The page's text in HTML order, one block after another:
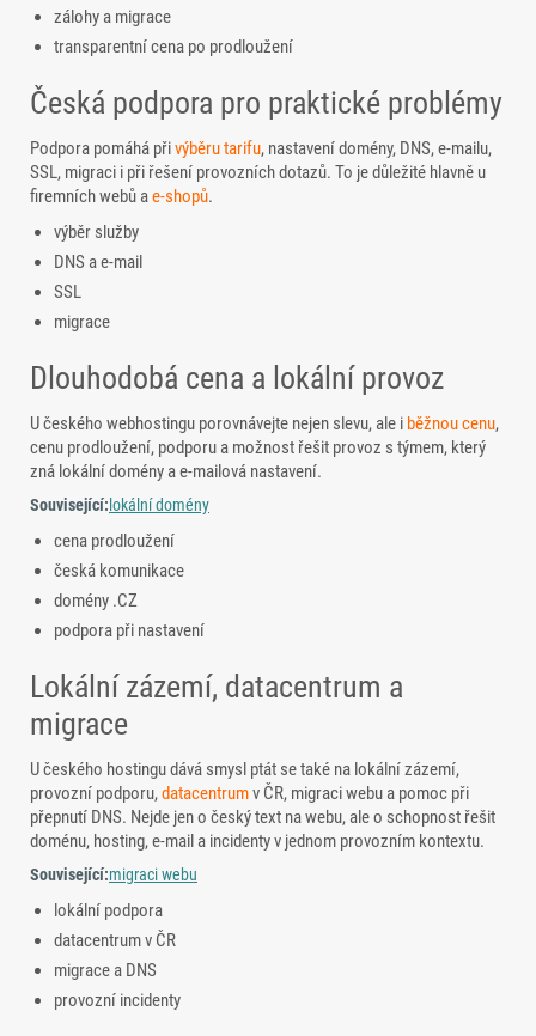
zálohy a migrace
transparentní cena po prodloužení
Česká podpora pro praktické problémy
Podpora pomáhá přivýběru tarifu, nastavení domény, DNS, e-mailu,
SSL, migraci i při řešení provozních dotazů. To je důležité hlavně u
firemních webů ae-shopů.
výběr služby
DNS a e-mail
SSL
migrace
Dlouhodobá cena a lokální provoz
U českého webhostingu porovnávejte nejen slevu, ale i běžnou cenu,
cenu prodloužení, podporu a možnost řešit provoz s týmem, který
zná lokální domény a e-mailová nastavení.
Související: lokální domény
cena prodloužení
česká komunikace
domény .CZ
podpora při nastavení
Lokální zázemí, datacentrum a
migrace
U českého hostingu dává smysl ptát se také na lokální zázemí,
provozní podporu,datacentrumv ČR, migraci webu a pomoc při
přepnutí DNS. Nejde jen o český text na webu, ale o schopnost řešit
doménu, hosting, e-mail a incidenty v jednom provozním kontextu.
Související:migraci webu
lokální podpora
datacentrum v ČR
migrace a DNS
provozní incidenty